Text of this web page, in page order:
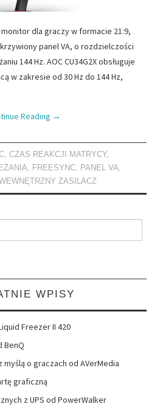
dla graczy w formacie 21:9,
panel VA, o rozdzielczości
144 Hz. AOC CU34G2X obsługuje
w zakresie od 30 Hz do 144 Hz,
Reading →
, CZAS REAKCJI MATRYCY,
, FREESYNC, PANEL VA,
ZASILACZ
WPISY
Freezer II 420
BenQ
o graczach od AVerMedia
graficzną
z UPS od PowerWalker